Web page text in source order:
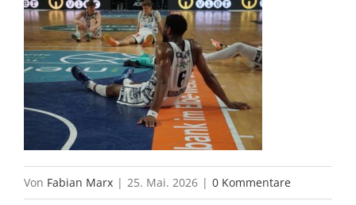
Von Fabian Marx | 25. Mai. 2026 | 0 Kommentare